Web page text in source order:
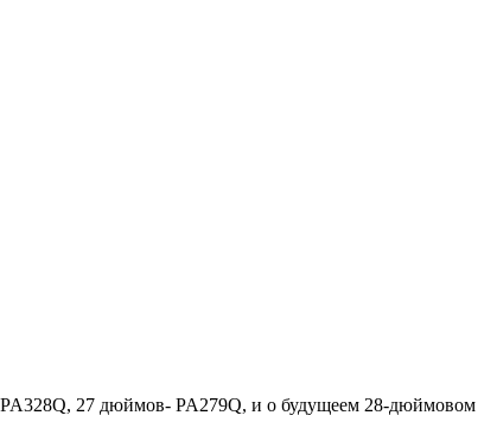
27 дюймов- PA279Q, и о будущеем 28-дюймовом